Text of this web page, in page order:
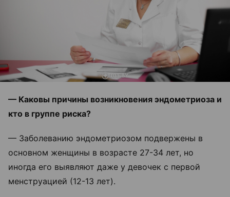
— Каковы причины возникновения эндометриоза и
кто в группе риска?
— Заболеванию эндометриозом подвержены в
основном женщины в возрасте 27-34 лет, но
иногда его выявляют даже у девочек с первой
менструацией (12-13 лет).